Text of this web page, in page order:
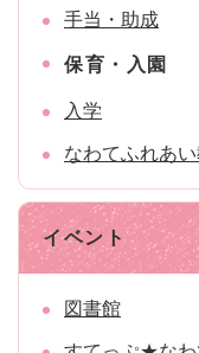
手当・助成
保育・入園
入学
なわてふれあ
イベント
図書館